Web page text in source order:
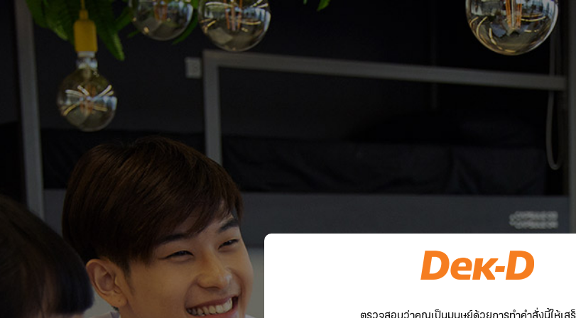
ตรวจสอบว่าคุณเป็นมนุษย์ด้วยการทำคำสั่งนี้ให้เส